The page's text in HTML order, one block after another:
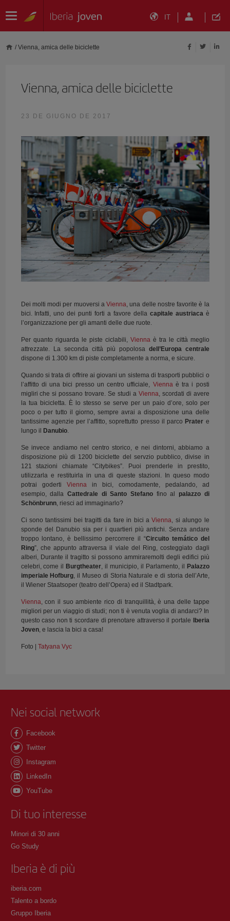
IT
/ Vienna, amica delle biciclette
Vienna, amica delle biciclette
23 DE GIUGNO DE 2017
Dei molti modi per muoversi a Vienna , una delle nostre favorite è la
bici. Infatti, uno dei punti forti a favore della capitale austriaca è
l’organizzazione per gli amanti delle due ruote.
Per quanto riguarda le piste ciclabili, Vienna è tra le città meglio
attrezzate. La seconda città più popolosa dell’Europa centrale
dispone di 1.300 km di piste completamente a norma, e sicure.
Quando si trata di offrire ai giovani un sistema di trasporti pubblici o
l’affitto di una bici presso un centro ufficiale, Vienna è tra i posti
migliri che si possano trovare. Se studi a Vienna , scordati di avere
la tua bicicletta. È lo stesso se serve per un paio d’ore, solo per
poco o per tutto il giorno, sempre avrai a disposizione una delle
tantissime agenzie per l’affitto, soprettutto presso il parco Prater e
lungo il Danubio.
Se invece andiamo nel centro storico, e nei dintorni, abbiamo a
disposizione più di 1200 biciclette del servzio pubblico, divise in
121 stazioni chiamate “Citybikes”. Puoi prenderle in prestito,
utilizzarla e restituirla in una di queste stazioni. In queso modo
potrai goderti Vienna in bici, comodamente, pedalando, ad
esempio, dalla Cattedrale di Santo Stefanofino al palazzo di
Schönbrunn, riesci ad immaginarlo?
Ci sono tantissimi bei tragitti da fare in bici aVienna , si alungo le
sponde del Danubio sia per i quartieri più antichi. Senza andare
troppo lontano, è bellissimo percorrere il “Circuito temático del
Ring”, che appunto attraversa il viale del Ring, costeggiato dagli
alberi, Durante il tragitto si possono ammiraremolti degli edifici più
celebri, come il Burgtheater , il municipio, il Parlamento, il Palazzo
imperiale Hofburg , il Museo di Storia Naturale e di storia dell’Arte,
il Wiener Staatsoper (teatro dell’Opera) ed il Stadtpark.
Vienna , con il suo ambiente rico di tranquillità, è una delle tappe
migliori per un viaggio di studi; non ti è venuta voglia di andarci? In
questo caso non ti scordare di prenotare attraverso il portale Iberia
Joven, e lascia la bici a casa!
Foto | Tatyana Vyc
Nei social network
Facebook
Twitter
Instagram
LinkedIn
YouTube
Di tuo interesse
Minori di 30 anni
Go Study
Iberia è di più
iberia.com
Talento a bordo
Gruppo Iberia